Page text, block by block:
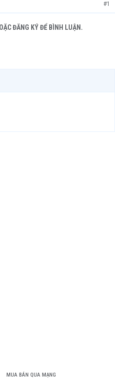
#1
ĐĂNG KÝ ĐỂ BÌNH LUẬN.
MUA BÁN QUA MẠNG